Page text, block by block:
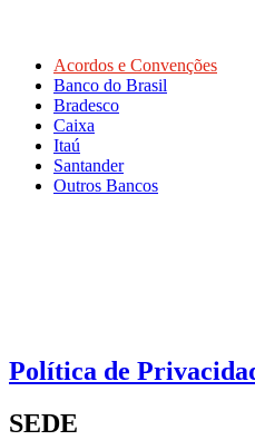
Acordos e Convenções
Banco do Brasil
Bradesco
Caixa
Itaú
Santander
Outros Bancos
Política de
SEDE